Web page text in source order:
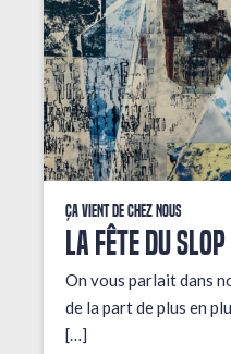
Ça vient de chez nous
LA FÊTE DU SLOP
On vous parlait dans
de la part de plus en
[…]